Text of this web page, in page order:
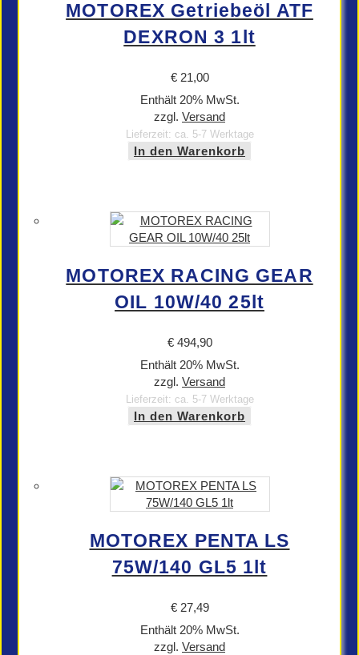
MOTOREX Getriebeöl ATF
DEXRON 3 1lt
€21,00
Enthält 20% MwSt.
zzgl. Versand
Lieferzeit: ca. 5-7 Werktage
In den Warenkorb
MOTOREX RACING GEAR
OIL 10W/40 25lt
€494,90
Enthält 20% MwSt.
zzgl. Versand
Lieferzeit: ca. 5-7 Werktage
In den Warenkorb
MOTOREX PENTA LS
75W/140 GL5 1lt
€27,49
Enthält 20% MwSt.
zzgl. Versand